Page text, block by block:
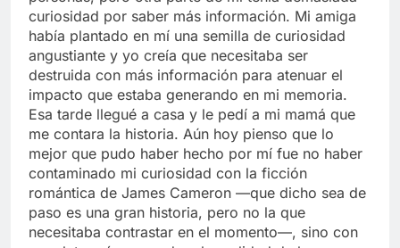
curiosidad por saber más información. Mi amiga
había plantado en mí una semilla de curiosidad
angustiante y yo creía que necesitaba ser
destruida con más información para atenuar el
impacto que estaba generando en mi memoria.
Esa tarde llegué a casa y le pedí a mi mamá que
me contara la historia. Aún hoy pienso que lo
mejor que pudo haber hecho por mí fue no haber
contaminado mi curiosidad con la ficción
romántica de James Cameron —que dicho sea de
paso es una gran historia, pero no la que
necesitaba contrastar en el momento—, sino con